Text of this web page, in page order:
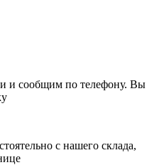
и сообщим по телефону. Вы
с нашего склада,